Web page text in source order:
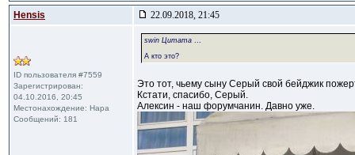
Hensis 22.09.2018, 21:45
ID пользователя #7559
Зарегистрирован:
04.10.2016, 20:45
Местонахождение: Нара
Сообщений: 181
swin Цитата ...
А кто это?
Это тот, чьему сыну Серый свой бейджик
Кстати, спасибо, Серый.
Алексин - наш форумчанин. Давно уже.